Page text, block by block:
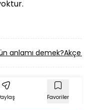
anlamı demek?Akçe
Favoriler